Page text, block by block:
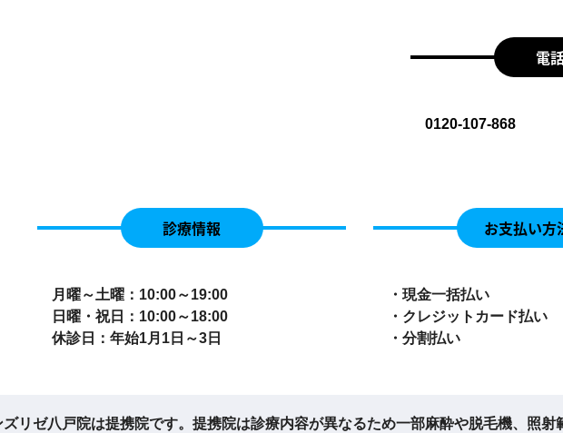
電
0120-107-868
診療情報
月曜～土曜：10:00～19:00
日曜・祝日：10:00～18:00
休診日：年始1月1日～3日
お支払い方
・現金一括払い
・クレジットカード払い
・分割払い
リゼ八戸院は提携院です。提携院は診療内容が異なるため一部麻酔や脱毛機、照射